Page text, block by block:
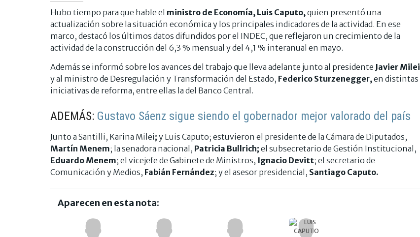
Hubo tiempo para que hable el ministro de Economía, Luis Caputo, quien presentó una
actualización sobre la situación económica y los principales indicadores de la actividad. En ese
marco, destacó los últimos datos difundidos por el INDEC, que reflejaron un crecimiento de la
actividad de la construcción del 6,3 % mensual y del 4,1 % interanual en mayo.
Además se informó sobre los avances del trabajo que lleva adelante junto al presidente Javier Milei
y al ministro de Desregulación y Transformación del Estado, Federico Sturzenegger, en distintas
iniciativas de reforma, entre ellas la del Banco Central.
ADEMÁS: Gustavo Sáenz sigue siendo el gobernador mejor valorado del país
Junto a Santilli, Karina Milei; y Luis Caputo; estuvieron el presidente de la Cámara de Diputados,
Martín Menem; la senadora nacional, Patricia Bullrich; el subsecretario de Gestión Institucional,
Eduardo Menem; el vicejefe de Gabinete de Ministros, Ignacio Devitt; el secretario de
Comunicación y Medios, Fabián Fernández; y el asesor presidencial, Santiago Caputo.
Aparecen en esta nota: